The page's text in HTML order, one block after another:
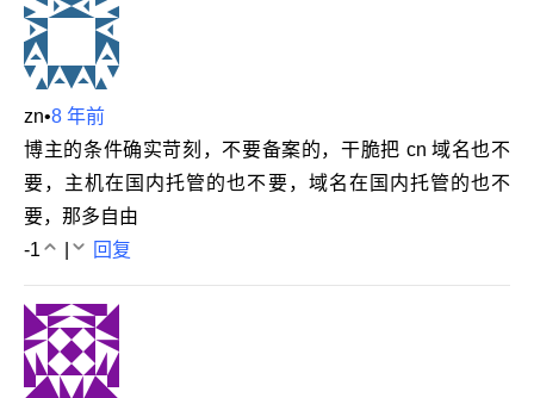
zn•8 年前
博主的条件确实苛刻，不要备案的，干脆把 cn 域名也不
要，主机在国内托管的也不要，域名在国内托管的也不
要，那多自由
-1
回复